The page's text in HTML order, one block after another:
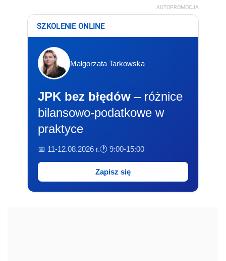
AUTOPROMOCJA
SZKOLENIE ONLINE
Małgorzata Tarkowska
JPK bez błędów – różnice
bilansowo-podatkowe w
praktyce
📅 11-12.08.2026 r.🕐 9:00-15:00
Zapisz się